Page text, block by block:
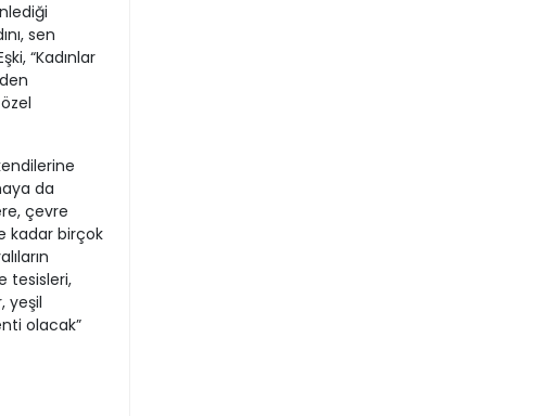
sen
“Kadınlar
da
çevre
kadar birçok
tesisleri,
yeşil
olacak”